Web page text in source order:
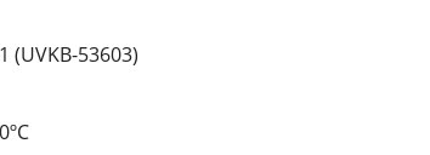
(UVKB-53603)